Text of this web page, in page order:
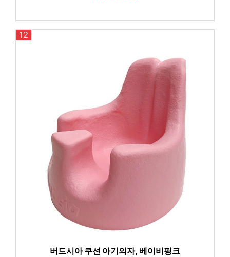
12
버드시아 쿠션 아기의자, 베이비핑크